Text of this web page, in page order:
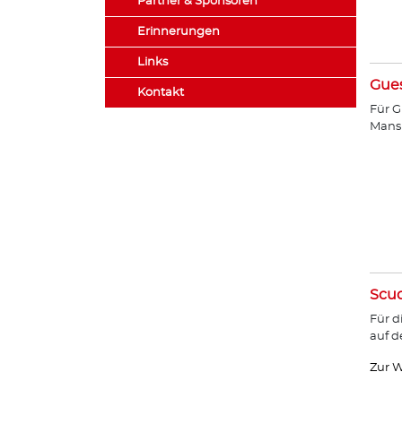
Erinnerungen
Links
Kontakt
Für
Für
auf
Zur